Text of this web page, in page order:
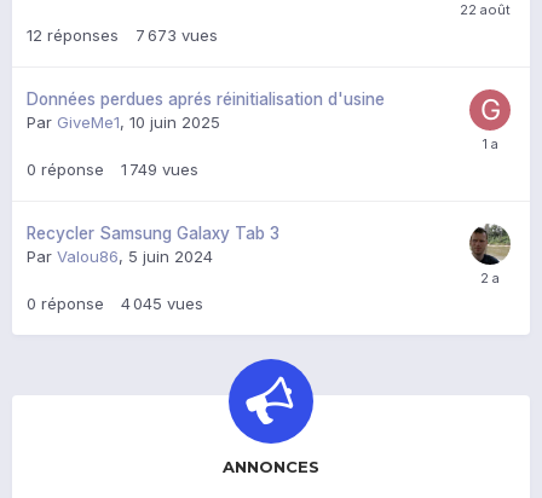
12 réponses 7 673 vues
Données perdues aprés réinitialisation d'usine
Par GiveMe1, 10 juin 2025
0 réponse 1 749 vues
Recycler Samsung Galaxy Tab 3
Par Valou86, 5 juin 2024
0 réponse 4 045 vues
ANNONCES